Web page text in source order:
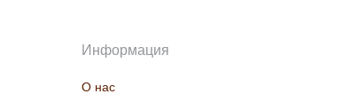
Информация
О нас